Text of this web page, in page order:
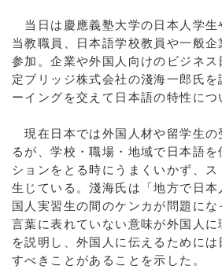
当日は慶應義塾大学の日本人学生
当教職員、日本語学校教員や一般
参加。企業や外国人向けのビジネ
定ブリッジ株式会社の淺海一郎氏を
ーイングを交えて日本語の特性につ
現在日本では外国人材や留学生の
るが、学校・職場・地域で日本語
ションをとる時にうまくいかず、ス
生じている。淺海氏は「地方で日
国人実習生の間のケンカが問題にな
言葉に表れていない意味が外国人
を説明し、外国人に伝えるために
すべきことがあることを示した。